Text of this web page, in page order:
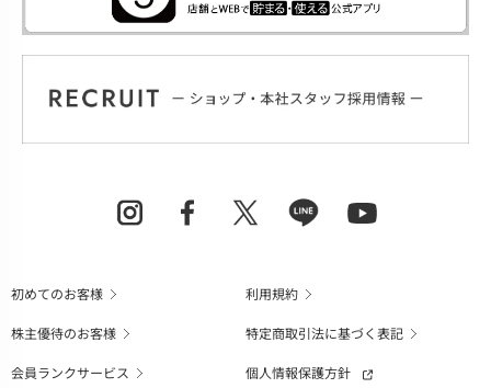
初めてのお客様
利用規約
株主優待のお客様
特定商取引法に基づく表記
会員ランクサービス
個人情報保護方針